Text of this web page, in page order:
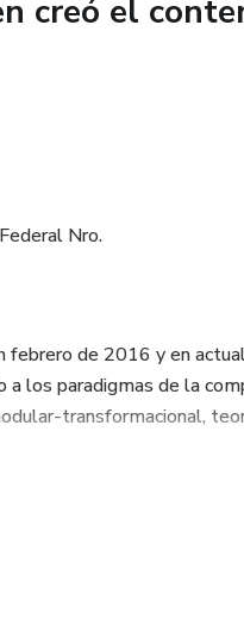
creó el
Nro.
febrero de 2016 y en
los paradigmas de la
transformacional,